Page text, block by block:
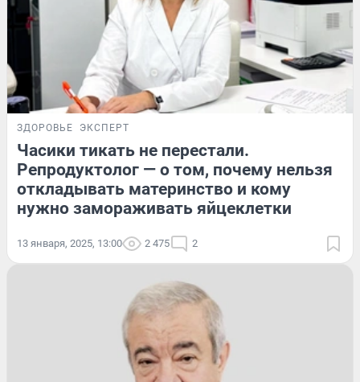
ЗДОРОВЬЕ ЭКСПЕРТ
Часики тикать не перестали.
Репродуктолог — о том, почему нельзя
откладывать материнство и кому
нужно замораживать яйцеклетки
13 января, 2025, 13:00 2 475 2